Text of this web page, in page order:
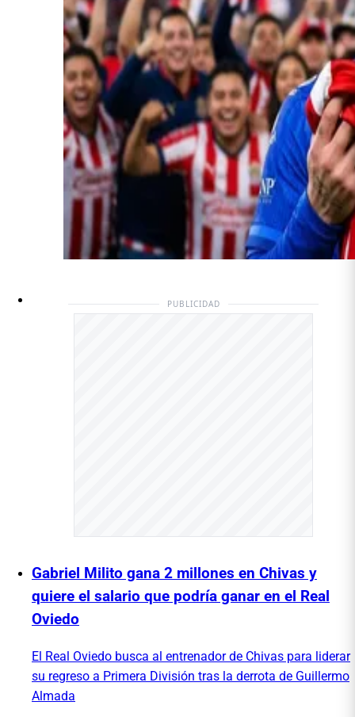
PUBLICIDAD
Gabriel Milito gana 2 millones en Chivas y
quiere el salario que podría ganar en el Real
Oviedo
El Real Oviedo busca al entrenador de Chivas para liderar
su regreso a Primera División tras la derrota de Guillermo
Almada